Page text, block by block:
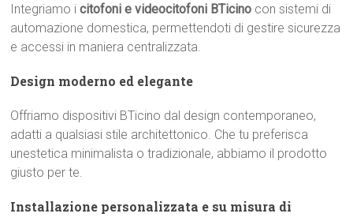
Integriamo icitofoni e videocitofoni BTicino con sistemi di
automazione domestica, permettendoti di gestire sicurezza
e accessi in maniera centralizzata.
Design moderno ed elegante
Offriamo dispositivi BTicino dal design contemporaneo,
adatti a qualsiasi stile architettonico. Che tu preferisca
unestetica minimalista o tradizionale, abbiamo il prodotto
giusto per te.
Installazione personalizzata e su misura di